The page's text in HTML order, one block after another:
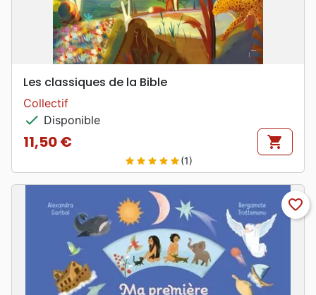
Les classiques de la Bible
Collectif
check Disponible
Prix
11,50 € shopping_cart
star star star star star(1)
favorite_border